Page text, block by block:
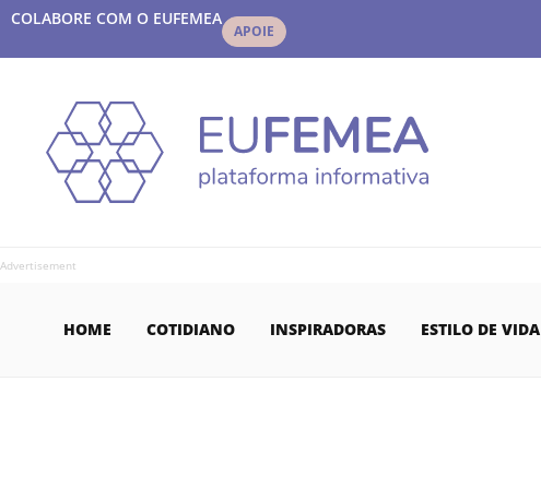
COLABORE COM O EUFEMEA
APOIE
Advertisement
HOME COTIDIANO INSPIRADORAS ESTILO DE VIDA